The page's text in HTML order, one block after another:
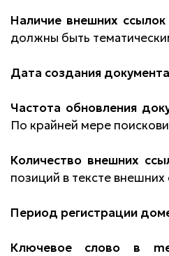
Наличие внешних ссылок
должны быть
Дата создания документа
Частота обновления
По крайней мере
Количество внешних
позиций в тексте
Период регистрации
Ключевое слово в